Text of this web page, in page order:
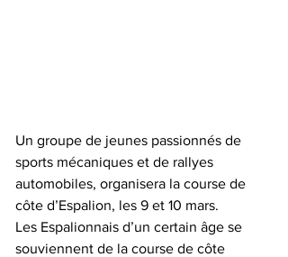
Un groupe de jeunes passionnés de
sports mécaniques et de rallyes
automobiles, organisera la course de
côte d’Espalion, les 9 et 10 mars.
Les Espalionnais d’un certain âge se
souviennent de la course de côte